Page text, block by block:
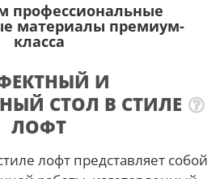
профессиональные
материалы премиум-
класса
И
СТОЛ В СТИЛЕ
ЛОФТ
лофт представляет собой